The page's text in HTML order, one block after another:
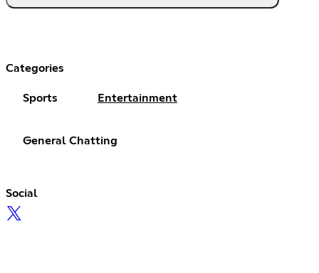
Categories
Sports Entertainment
General Chatting
Social